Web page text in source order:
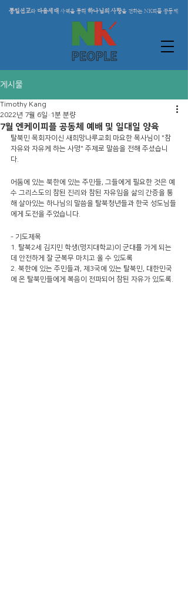
통일선교와 다음세대 사역을 통해 하나님의 사랑을 전하는 NK피플 공동체
게시물
7월 엔케이피플 공동체 예배 및 일대일 양육
Timothy Kang
2022년 7월 6일 1분 분량
탈북민 목회자이신 새희망나루교회 마요한 목사님이 "참
자유와 자유케 하는 사명" 주제로 말씀을 전해 주셨습니
다.
어둠에 있는 북한에 있는 주민들, 그들에게 필요한 것은 예
수 그리스도의 참된 진리와 참된 자유임을 삶의 간증을 통
해 살아있는 하나님의 말씀을 탈북청년들과 한국 성도님들
에게 도전을 주었습니다.
- 기도제목
1. 탈북2세 김지민 학생(명지대학교)이 군대를 가게 되는
데 안전하게 잘 군복무 마치고 올 수 있도록
2. 북한에 있는 주민들과, 제3국에 있는 탈북민, 대한민국
에 온 탈북민들에게 복음이 전파되어 참된 자유가 있도록.